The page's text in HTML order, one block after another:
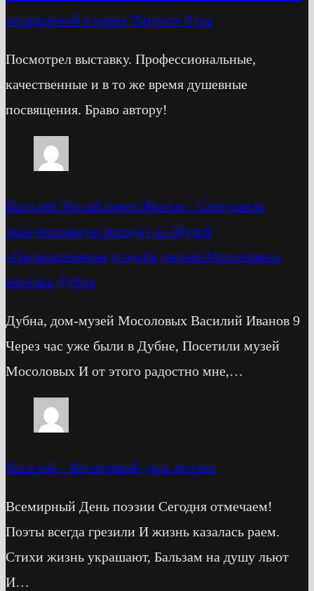
посвящений в парке Патриот-Тула
Посмотрел выставку. Профессиональные,
качественные и в то же время душевные
посвящения. Браво автору!
Василий Михайлович Иванов - Cовершили
экскурсионную поездку в «Музей
«Промышленная усадьба дворян Мосоловых»
посёлка Дубна
Дубна, дом-музей Мосоловых Василий Иванов 9
Через час уже были в Дубне, Посетили музей
Мосоловых И от этого радостно мне,…
Василий - Всемирный день поэзии
Всемирный День поэзии Сегодня отмечаем!
Поэты всегда грезили И жизнь казалась раем.
Стихи жизнь украшают, Бальзам на душу льют
И…